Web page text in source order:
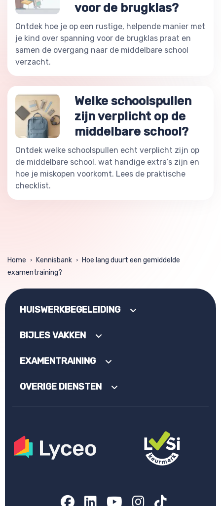
voor de brugklas?
Ontdek hoe je op een rustige, helpende manier met
je kind over spanning voor de brugklas praat en
samen de overgang naar de middelbare school
verzacht.
Welke schoolspullen
zijn verplicht op de
middelbare school?
Ontdek welke schoolspullen echt verplicht zijn op
de middelbare school, wat handige extra’s zijn en
hoe je miskopen voorkomt. Lees de praktische
checklist.
Home > Kennisbank >
Hoe lang duurt een gemiddelde
examentraining?
HUISWERKBEGELEIDING
BIJLES VAKKEN
EXAMENTRAINING
OVERIGE DIENSTEN
Facebook
LinkedIn
YouTube
Instagram
TikTok